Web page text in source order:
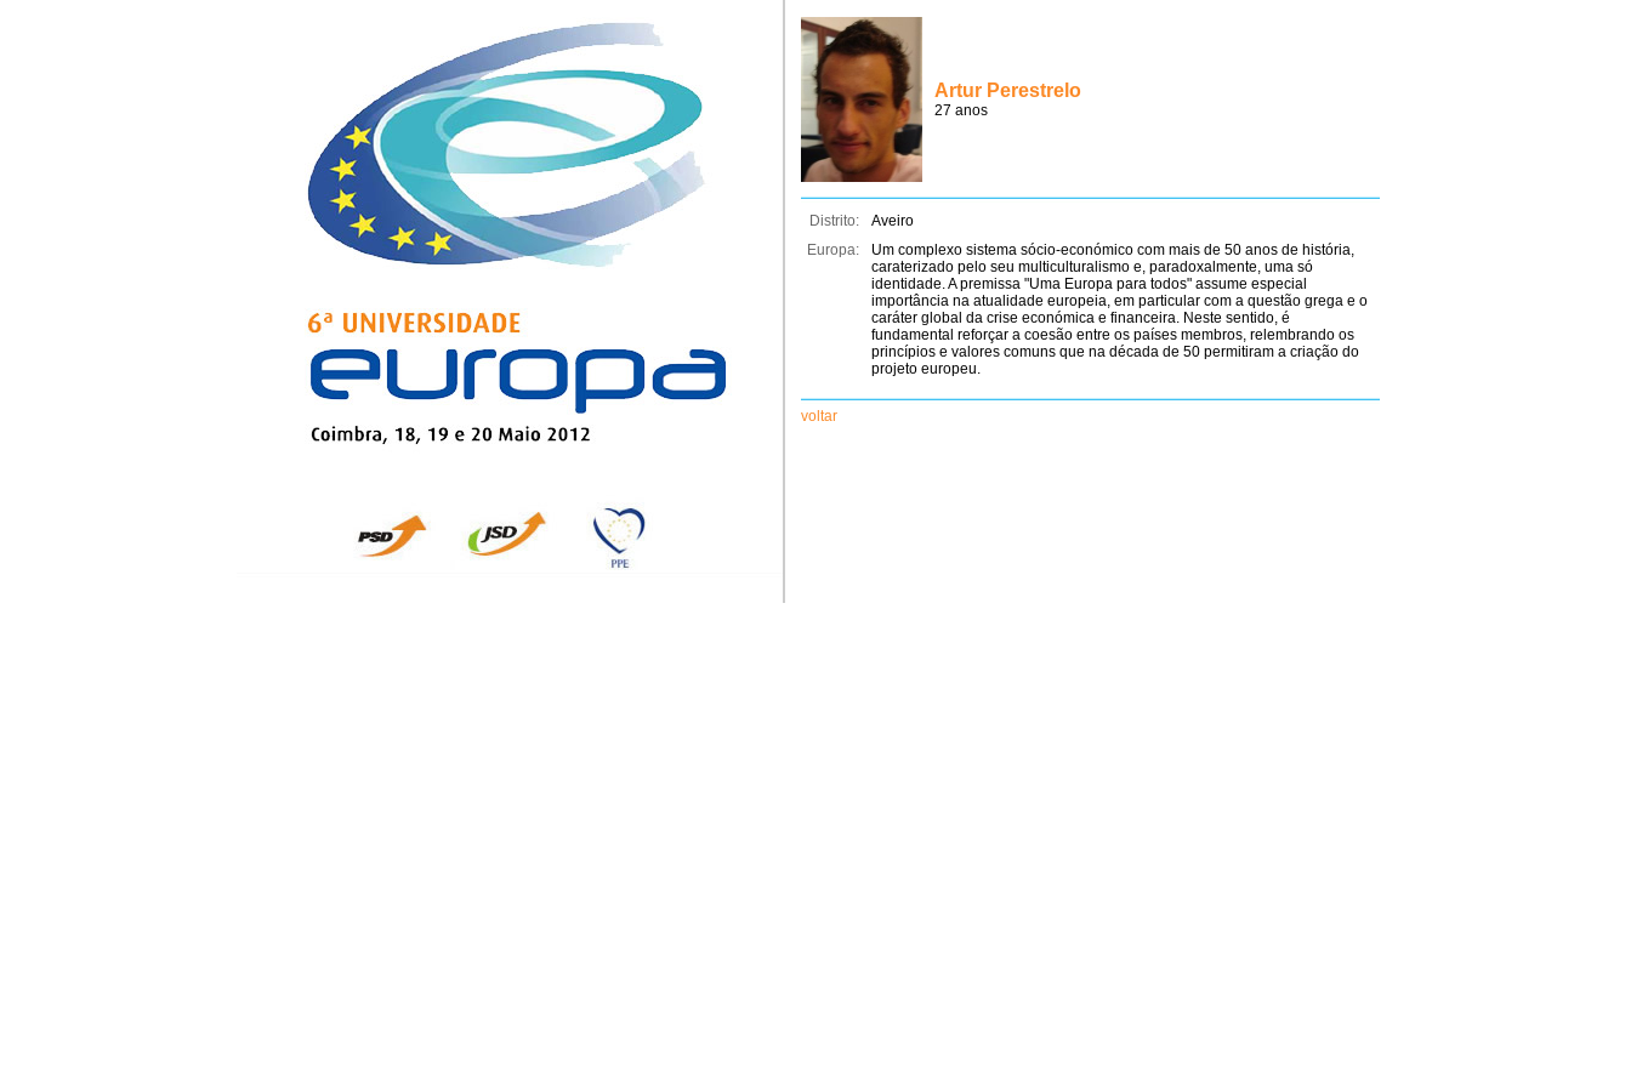
Artur Perestrelo
27 anos
Distrito:
Aveiro
Europa:
Um complexo sistema sócio-económico com mais de 50 anos de história,
caraterizado pelo seu multiculturalismo e, paradoxalmente, uma só
identidade. A premissa "Uma Europa para todos" assume especial
importância na atualidade europeia, em particular com a questão grega e o
caráter global da crise económica e financeira. Neste sentido, é
fundamental reforçar a coesão entre os países membros, relembrando os
princípios e valores comuns que na década de 50 permitiram a criação do
projeto europeu.
voltar